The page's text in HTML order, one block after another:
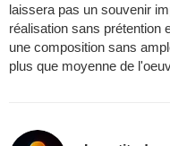
laissera pas un souvenir
réalisation sans prétention
une composition sans
plus que moyenne de